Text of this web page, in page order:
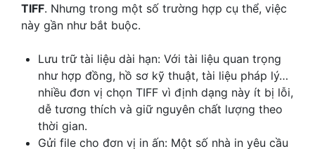
TIFF. Nhưng trong một số trường hợp cụ thể, việc
này gần như bắt buộc.
Lưu trữ tài liệu dài hạn: Với tài liệu quan trọng
như hợp đồng, hồ sơ kỹ thuật, tài liệu pháp lý…
nhiều đơn vị chọn TIFF vì định dạng này ít bị lỗi,
dễ tương thích và giữ nguyên chất lượng theo
thời gian.
Gửi file cho đơn vị in ấn: Một số nhà in yêu cầu